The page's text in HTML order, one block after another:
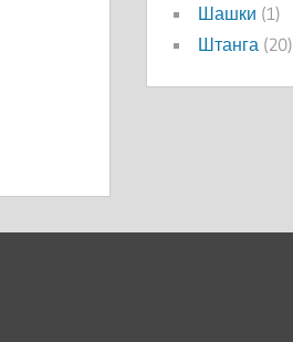
Шашки (1)
Штанга (20)